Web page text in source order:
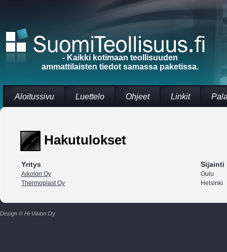
- Kaikki kotimaan teollisuuden
ammattilaisten tiedot samassa paketissa.
Aloitussivu Luettelo Ohjeet Linkit
Hakutulokset
Yritys Sijainti
Aikolon Oy
Oulu
Thermoplast Oy
Helsinki
Design © Hi-Vision Oy